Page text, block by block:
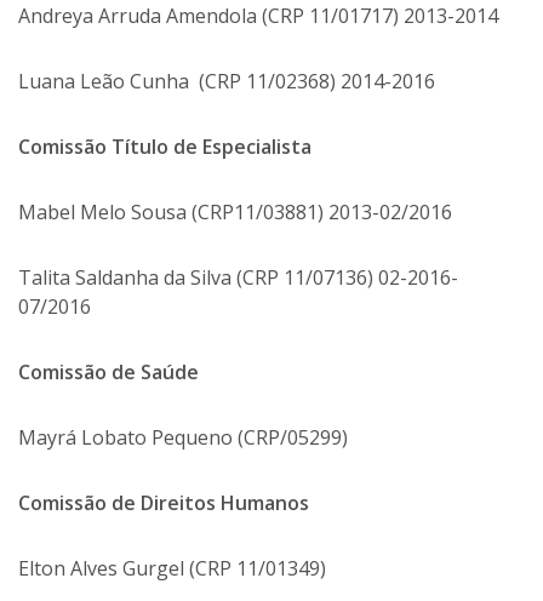
Andreya Arruda Amendola (CRP 11/01717) 2013-2014
Luana Leão Cunha (CRP 11/02368) 2014-2016
Comissão Título de Especialista
Mabel Melo Sousa (CRP11/03881) 2013-02/2016
Talita Saldanha da Silva (CRP 11/07136) 02-2016-
07/2016
Comissão de Saúde
Mayrá Lobato Pequeno (CRP/05299)
Comissão de Direitos Humanos
Elton Alves Gurgel (CRP 11/01349)